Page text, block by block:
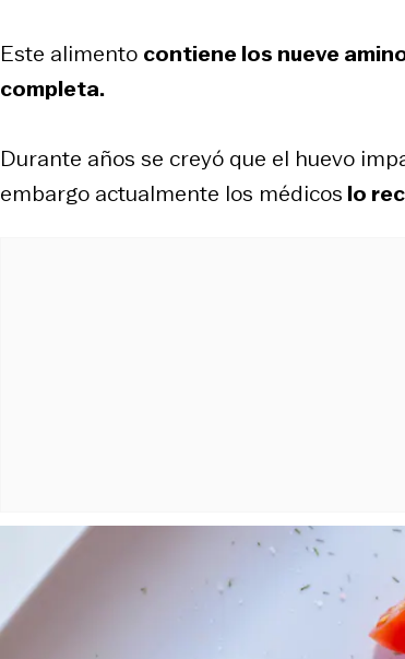
Este alimento contiene los nueve
completa.
Durante años se creyó que el huevo
embargo actualmente los médicos lo